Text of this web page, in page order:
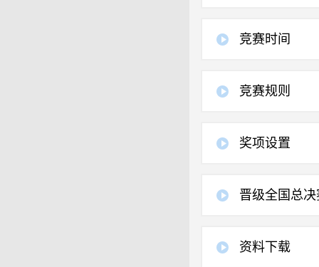
竞赛时间
竞赛规则
奖项设置
晋级全国总决
资料下载